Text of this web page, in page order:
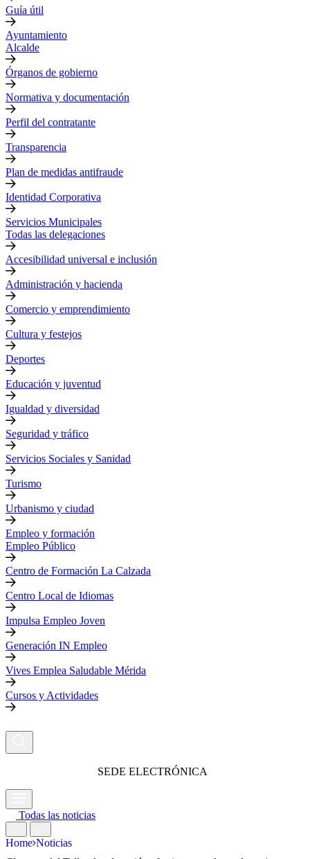
Guía útil
Ayuntamiento
Alcalde
Órganos de gobierno
Normativa y documentación
Perfil del contratante
Transparencia
Plan de medidas antifraude
Identidad Corporativa
Servicios Municipales
Todas las delegaciones
Accesibilidad universal e inclusión
Administración y hacienda
Comercio y emprendimiento
Cultura y festejos
Deportes
Educación y juventud
Igualdad y diversidad
Seguridad y tráfico
Servicios Sociales y Sanidad
Turismo
Urbanismo y ciudad
Empleo y formación
Empleo Público
Centro de Formación La Calzada
Centro Local de Idiomas
Impulsa Empleo Joven
Generación IN Empleo
Vives Emplea Saludable Mérida
Cursos y Actividades
SEDE ELECTRÓNICA
Todas las noticias
Home Noticias